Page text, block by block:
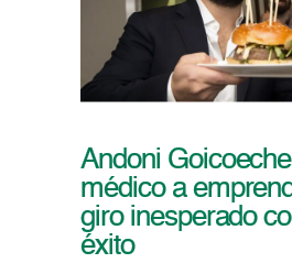
Andoni
médico a
giro inesperado
éxito